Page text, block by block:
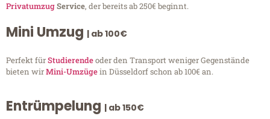
PrivatumzugService, der bereits ab 250€ beginnt.
Mini Umzug | ab 100€
Perfekt fürStudierendeoder den Transport weniger Gegenstände
bieten wirMini-Umzügein Düsseldorf schon ab 100€ an.
Entrümpelung | ab 150€